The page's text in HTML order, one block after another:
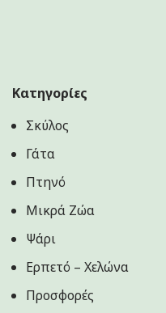
Κατηγορίες
Σκύλος
Γάτα
Πτηνό
Μικρά Ζώα
Ψάρι
Ερπετό – Χελώνα
Προσφορές